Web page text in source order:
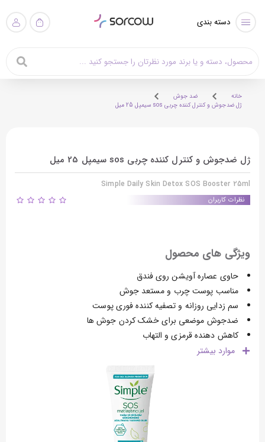
دسته بندی
خانه
ضد جوش
ژل ضدجوش و کنترل کننده چربی sos سیمپل 25 میل
ژل ضدجوش و کنترل کننده چربی sos سیمپل 25 میل
Simple Daily Skin Detox SOS Booster 25ml
نظرات کاربران
ویژگی های محصول
حاوی عصاره آویشن روی فندق
مناسب پوست چرب و مستعد جوش
سم زدایی روزانه و تصفیه کننده فوری پوست
ضدجوش موضعی برای خشک کردن جوش ها
کاهش دهنده قرمزی و التهاب
موارد بیشتر